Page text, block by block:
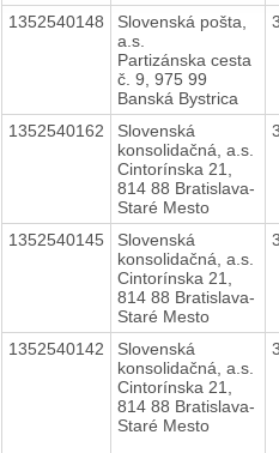
1352540148
Slovenská pošta,
a.s.
Partizánska cesta
č. 9, 975 99
Banská Bystrica
1352540162
Slovenská
konsolidačná, a.s.
Cintorínska 21,
814 88 Bratislava-
Staré Mesto
1352540145
Slovenská
konsolidačná, a.s.
Cintorínska 21,
814 88 Bratislava-
Staré Mesto
1352540142
Slovenská
konsolidačná, a.s.
Cintorínska 21,
814 88 Bratislava-
Staré Mesto